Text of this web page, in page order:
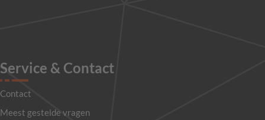
Service & Contact
Contact
Meest gestelde vragen